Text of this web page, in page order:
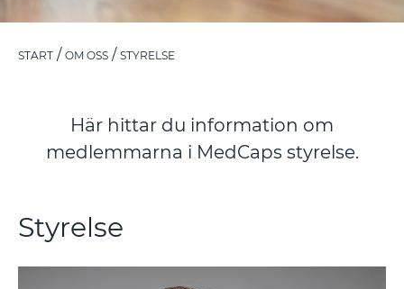
START OM OSS STYRELSE
Här hittar du information om
medlemmarna i MedCaps styrelse.
Styrelse